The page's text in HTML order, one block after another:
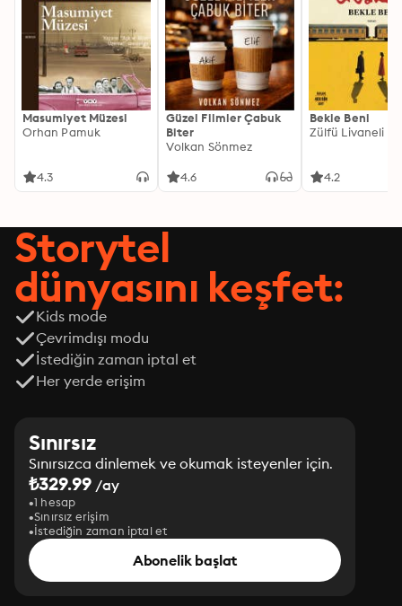
Masumiyet Müzesi
Orhan Pamuk
4.3
Güzel Filmler Çabuk
Biter
Volkan Sönmez
4.6
Bekle Beni
Zülfü Livaneli
4.2
Storytel
dünyasını keşfet:
Kids mode
Çevrimdışı modu
İstediğin zaman iptal et
Her yerde erişim
Sınırsız
Sınırsızca dinlemek ve okumak isteyenler için.
₺329.99 /ay
1 hesap
Sınırsız erişim
İstediğin zaman iptal et
Abonelik başlat